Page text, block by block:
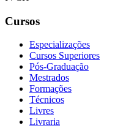
Cursos
Especializações
Cursos Superiores
Pós-Graduação
Mestrados
Formações
Técnicos
Livres
Livraria